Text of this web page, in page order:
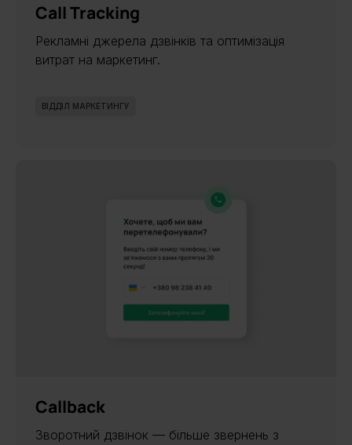
Call Tracking
Рекламні джерела дзвінків та оптимізація
витрат на маркетинг.
ВІДДІЛ МАРКЕТИНГУ
Callback
Зворотний дзвінок — більше звернень з